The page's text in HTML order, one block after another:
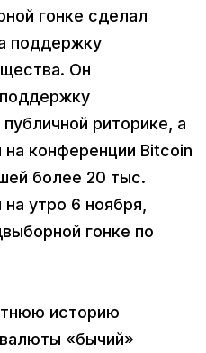
гонке сделал
поддержку
Он
риторике, а
конференции Bitcoin
более 20 тыс.
утро 6 ноября,
гонке по
историю
«бычий»